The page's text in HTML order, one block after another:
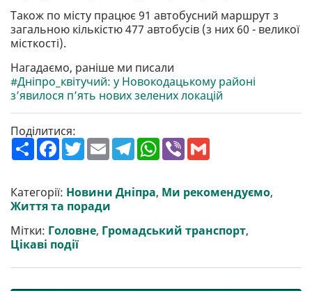
Також по місту працює 91 автобусний маршрут з
загальною кількістю 477 автобусів (з них 60 - великої
місткості).
Нагадаємо, раніше ми писали
#Дніпро_квітучий: у Новокодацькому районі
з’явилося п’ять нових зелених локацій
Поділитися:
П
о
р
и
т
F
a
b
o
o
T
w
t
e
r
E
m
l
T
e
g
r
W
h
s
A
V
r l
Категорії: Новини Дніпра, Ми рекомендуємо,
Життя та поради
Мітки: Головне, Громадський транспорт,
Цікаві події